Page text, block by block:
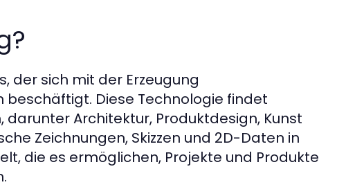
der sich mit der Erzeugung
Diese Technologie findet
darunter Architektur, Produktdesign, Kunst
Zeichnungen, Skizzen und 2D-Daten in
die es ermöglichen, Projekte und Produkte